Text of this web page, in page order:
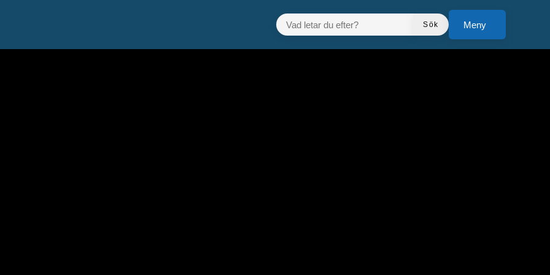
VAD LETAR DU EFTER?
Sök
Meny